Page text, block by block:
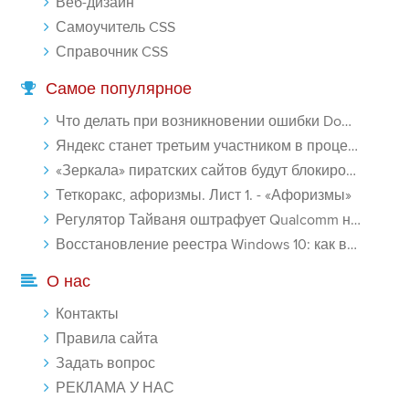
Самоучитель CSS
Справочник CSS
Самое популярное
Что делать при возникновении ошибки Download interrupted в Chrome - «Windows»
Яндекс станет третьим участником в процессе ФАС против Google - «Интернет»
«Зеркала» пиратских сайтов будут блокироваться! - «Интернет»
Теткоракс, афоризмы. Лист 1. - «Афоризмы»
Регулятор Тайваня оштрафует Qualcomm на $774 млн - «Новости сети»
Восстановление реестра Windows 10: как восстановить реестр Виндовс 10 - «Windows»
О нас
Контакты
Правила сайта
Задать вопрос
РЕКЛАМА У НАС